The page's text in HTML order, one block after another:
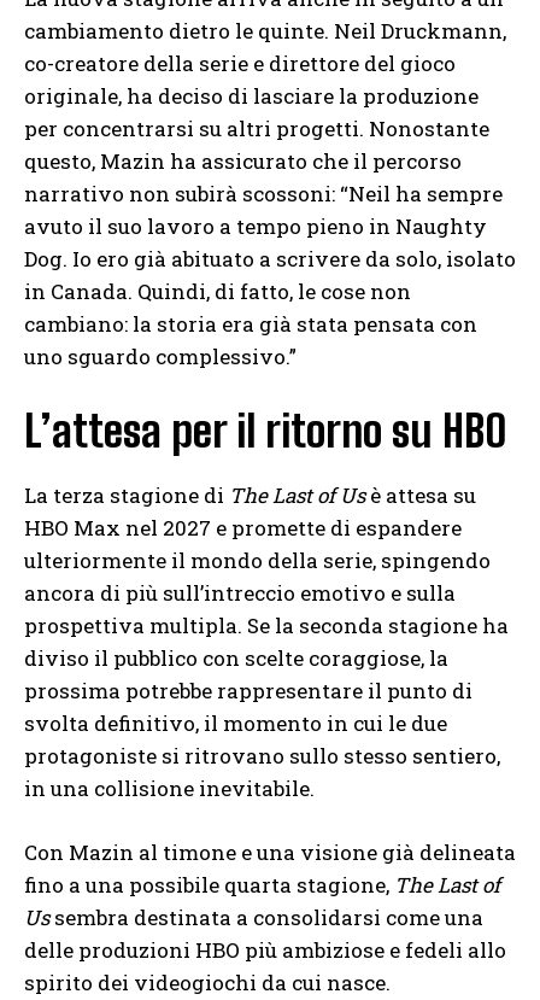
cambiamento dietro le quinte. Neil Druckmann,
co-creatore della serie e direttore del gioco
originale, ha deciso di lasciare la produzione
per concentrarsi su altri progetti. Nonostante
questo, Mazin ha assicurato che il percorso
narrativo non subirà scossoni: “Neil ha sempre
avuto il suo lavoro a tempo pieno in Naughty
Dog. Io ero già abituato a scrivere da solo, isolato
in Canada. Quindi, di fatto, le cose non
cambiano: la storia era già stata pensata con
uno sguardo complessivo.”
L’attesa per il ritorno su HBO
La terza stagione di The Last of Usè attesa su
HBO Max nel 2027 e promette di espandere
ulteriormente il mondo della serie, spingendo
ancora di più sull’intreccio emotivo e sulla
prospettiva multipla. Se la seconda stagione ha
diviso il pubblico con scelte coraggiose, la
prossima potrebbe rappresentare il punto di
svolta definitivo, il momento in cui le due
protagoniste si ritrovano sullo stesso sentiero,
in una collisione inevitabile.
Con Mazin al timone e una visione già delineata
fino a una possibile quarta stagione, The Last of
Ussembra destinata a consolidarsi come una
delle produzioni HBO più ambiziose e fedeli allo
spirito dei videogiochi da cui nasce.